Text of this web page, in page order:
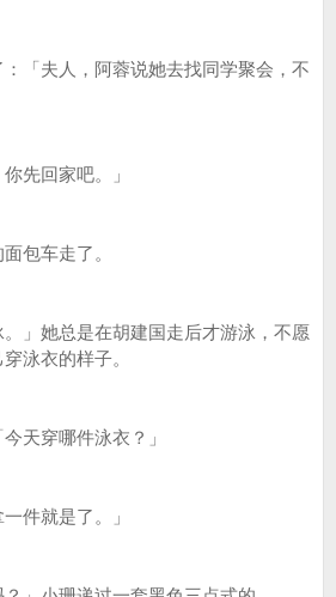
夫人，阿蓉说她去找同学聚会，不
先回家吧。」
包车走了。
她总是在胡建国走后才游泳，不愿
泳衣的样子。
穿哪件泳衣？」
件就是了。」